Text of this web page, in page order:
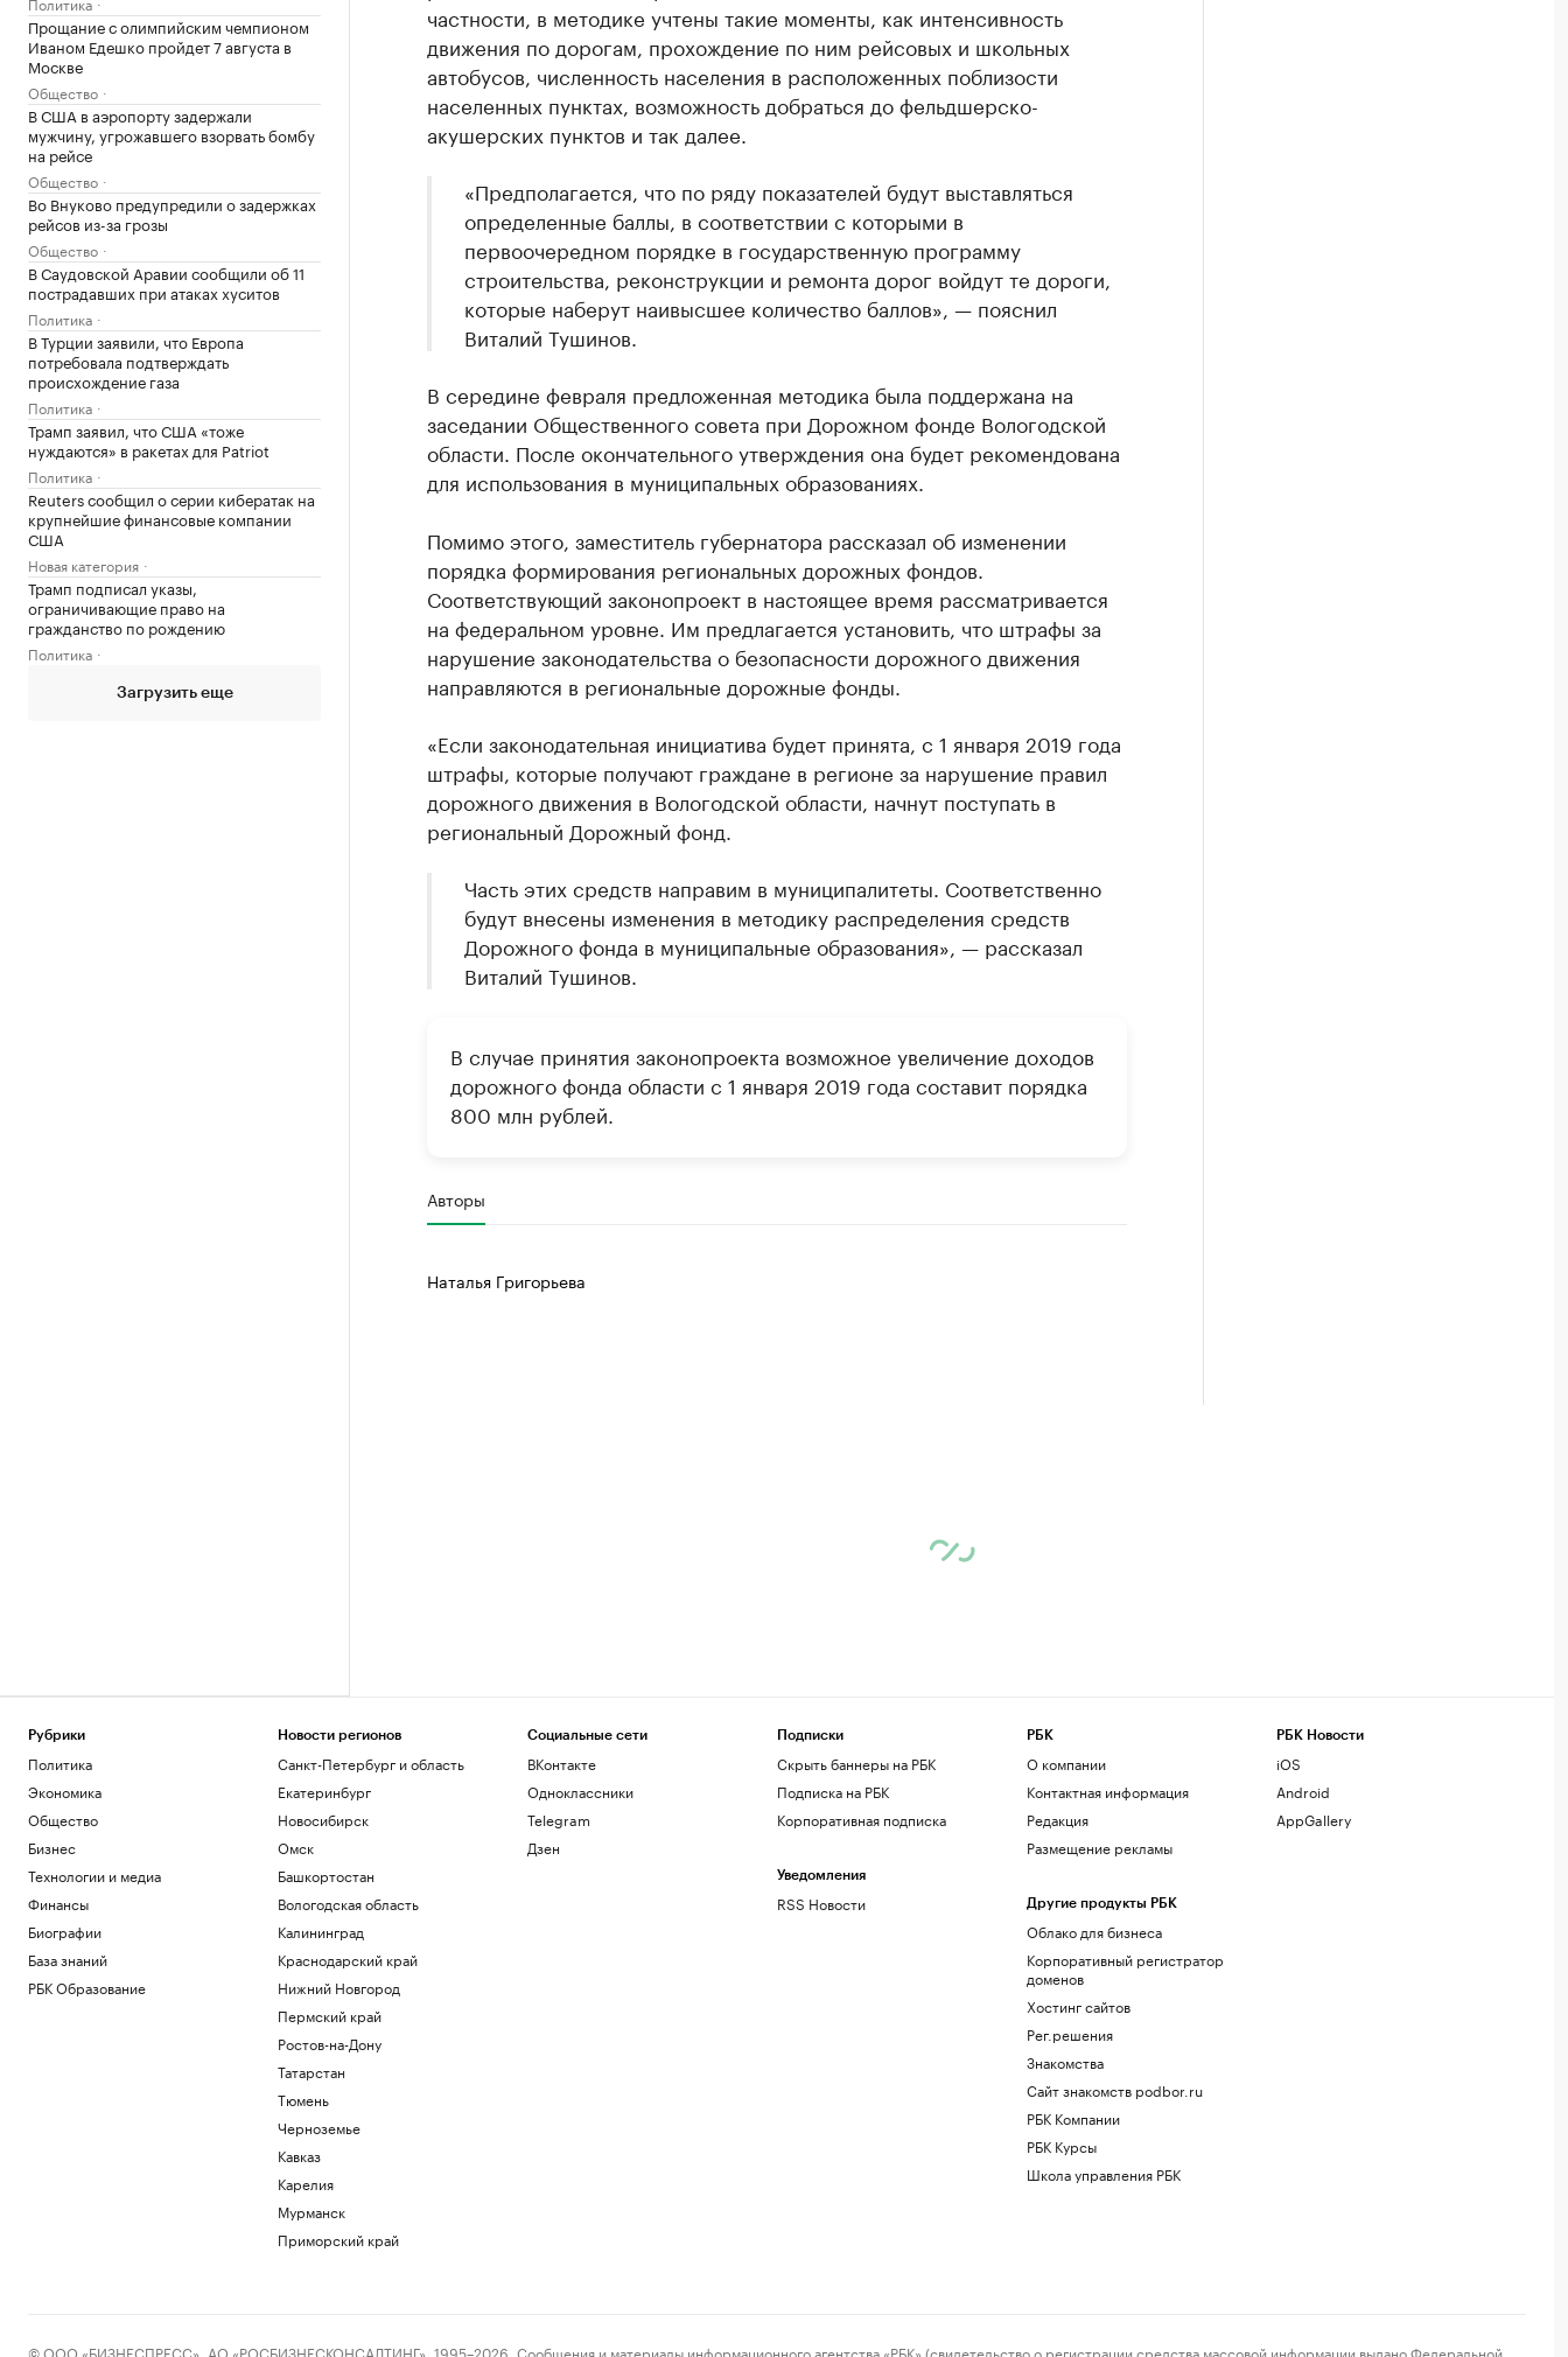
Прощание с олимпийским чемпионом
Иваном Едешко пройдет 7 августа в
Москве
Общество
В США в аэропорту задержали
мужчину, угрожавшего взорвать бомбу
на рейсе
Общество
Во Внуково предупредили о задержках
рейсов из-за грозы
Общество
В Саудовской Аравии сообщили об 11
пострадавших при атаках хуситов
Политика
В Турции заявили, что Европа
потребовала подтверждать
происхождение газа
Политика
Трамп заявил, что США «тоже
нуждаются» в ракетах для Patriot
Политика
Reuters сообщил о серии кибератак на
крупнейшие финансовые компании
США
Новая категория
Трамп подписал указы,
ограничивающие право на
гражданство по рождению
Политика
Загрузить еще
частности, в методике учтены такие моменты, как интенсивность
движения по дорогам, прохождение по ним рейсовых и школьных
автобусов, численность населения в расположенных поблизости
населенных пунктах, возможность добраться до фельдшерско-
акушерских пунктов и так далее.
«Предполагается, что по ряду показателей будут выставляться
определенные баллы, в соответствии с которыми в
первоочередном порядке в государственную программу
строительства, реконструкции и ремонта дорог войдут те дороги,
которые наберут наивысшее количество баллов», — пояснил
Виталий Тушинов.
В середине февраля предложенная методика была поддержана на
заседании Общественного совета при Дорожном фонде Вологодской
области. После окончательного утверждения она будет рекомендована
для использования в муниципальных образованиях.
Помимо этого, заместитель губернатора рассказал об изменении
порядка формирования региональных дорожных фондов.
Соответствующий законопроект в настоящее время рассматривается
на федеральном уровне. Им предлагается установить, что штрафы за
нарушение законодательства о безопасности дорожного движения
направляются в региональные дорожные фонды.
«Если законодательная инициатива будет принята, с 1 января 2019 года
штрафы, которые получают граждане в регионе за нарушение правил
дорожного движения в Вологодской области, начнут поступать в
региональный Дорожный фонд.
Часть этих средств направим в муниципалитеты. Соответственно
будут внесены изменения в методику распределения средств
Дорожного фонда в муниципальные образования», — рассказал
Виталий Тушинов.
В случае принятия законопроекта возможное увеличение доходов
дорожного фонда области с 1 января 2019 года составит порядка
800 млн рублей.
Авторы
Наталья Григорьева
Рубрики
Политика
Экономика
Общество
Бизнес
Технологии и медиа
Финансы
Биографии
База знаний
РБК Образование
Новости регионов
Санкт-Петербург и область
Екатеринбург
Новосибирск
Омск
Башкортостан
Вологодская область
Калининград
Краснодарский край
Нижний Новгород
Пермский край
Ростов-на-Дону
Татарстан
Тюмень
Черноземье
Кавказ
Карелия
Мурманск
Приморский край
Социальные сети
ВКонтакте
Одноклассники
Telegram
Дзен
Подписки
Скрыть баннеры на РБК
Подписка на РБК
Корпоративная подписка
Уведомления
RSS Новости
РБК
О компании
Контактная информация
Редакция
Размещение рекламы
Другие продукты РБК
Облако для бизнеса
Корпоративный регистратор
доменов
Хостинг сайтов
Рег.решения
Знакомства
Сайт знакомств podbor.ru
РБК Компании
РБК Курсы
Школа управления РБК
РБК Новости
iOS
Android
AppGallery
© ООО «БИЗНЕСПРЕСС», АО «РОСБИЗНЕСКОНСАЛТИНГ», 1995–2026. Сообщения и материалы информационного агентства «РБК» (свидетельство о регистрации средства массовой информации выдано Федеральной